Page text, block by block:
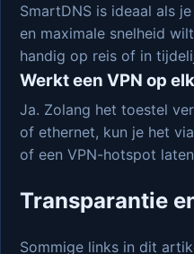
SmartDNS is ideaal als
en maximale snelheid
handig op reis of in
Werkt een VPN op
Ja. Zolang het toestel
of ethernet, kun je het
of een VPN-hotspot
Transparantie
Sommige links in dit